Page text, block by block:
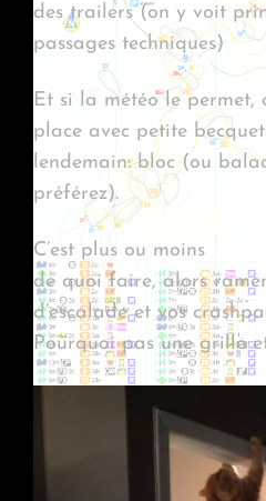
des trailers (on y voit
passages techniques)
Et si la météo le permet,
place avec petite
lendemain: bloc (ou
préférez).
C’est plus ou moins
de quoi faire, alors
d’escalade et vos
Pourquoi pas une grille